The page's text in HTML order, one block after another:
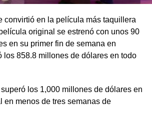
convirtió en la película más taquillera
original se estrenó con unos 90
en su primer fin de semana en
858.8 millones de dólares en todo
superó los 1,000 millones de dólares en
en menos de tres semanas de